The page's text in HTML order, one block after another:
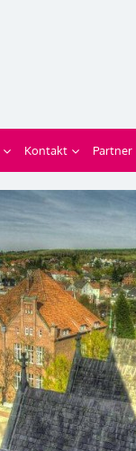
Kontakt Partner